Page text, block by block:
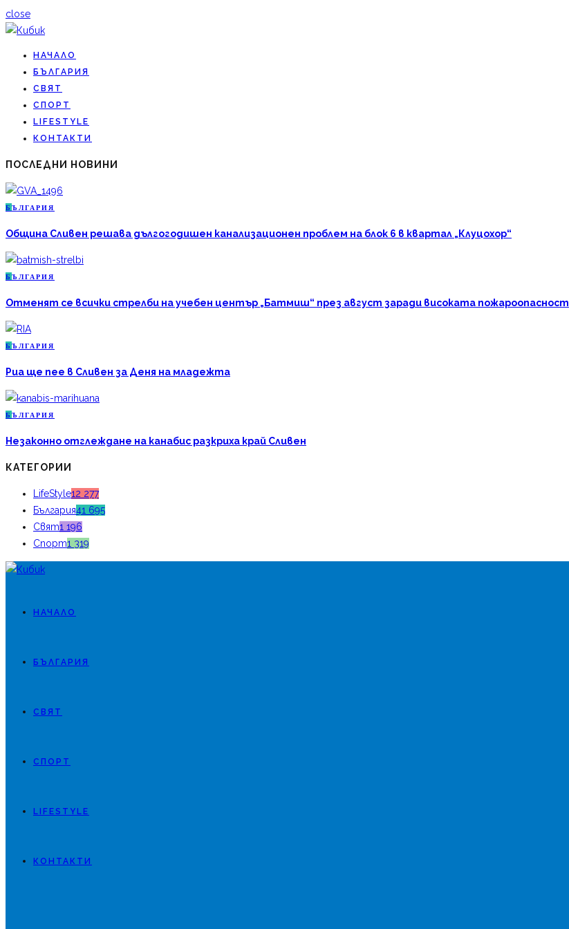
close
НАЧАЛО
БЪЛГАРИЯ
СВЯТ
СПОРТ
LIFESTYLE
КОНТАКТИ
ПОСЛЕДНИ НОВИНИ
Б ЪЛГАРИЯ
Община Сливен решава дългогодишен канализационен проблем на блок 6 в квартал „Клуцохор“
Б ЪЛГАРИЯ
Отменят се всички стрелби на учебен център „Батмиш“ през август заради високата пожароопасност
Б ЪЛГАРИЯ
Риа ще пее в Сливен за Деня на младежта
Б ЪЛГАРИЯ
Незаконно отглеждане на канабис разкриха край Сливен
КАТЕГОРИИ
LifeStyle12 277
България41 695
Свят1 196
Спорт1 319
НАЧАЛО
БЪЛГАРИЯ
СВЯТ
СПОРТ
LIFESTYLE
КОНТАКТИ